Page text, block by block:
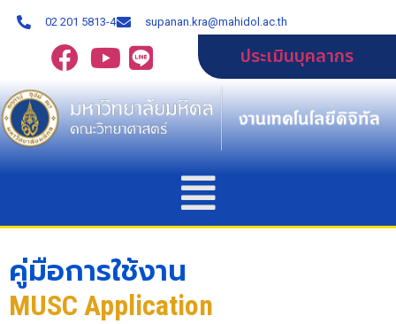
02 201 5813-4 supanan.kra@mahidol.ac.th
ประเมินบุคลากร
คู่มือการใช้งาน
MUSC Application